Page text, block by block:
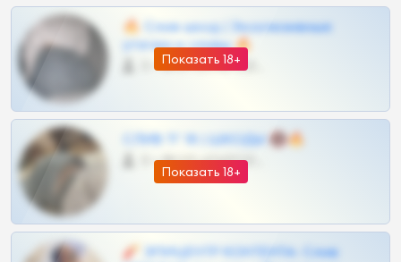
Показать 18+
🔥 Слив шкод | Эксклюзивные
утечки и сливы 🔥
0 •
Показать 18+
СЛИВ ТГ 18 | ШКОДЫ 🔞🔥
0 •
🧨 ЭПИЦЕНТР КОНТЕНТА: Слив